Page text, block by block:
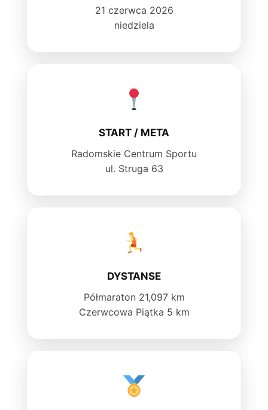
21 czerwca 2026
niedziela
START / META
Radomskie Centrum Sportu
ul. Struga 63
DYSTANSE
Półmaraton 21,097 km
Czerwcowa Piątka 5 km